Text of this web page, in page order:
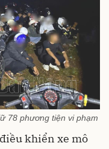
78 phương tiện vi phạm
khiển xe mô